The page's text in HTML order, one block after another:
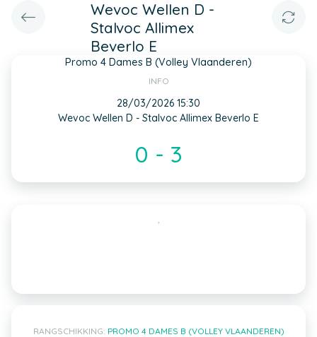
Wevoc Wellen D -
Stalvoc Allimex
Beverlo E
Promo 4 Dames B (Volley Vlaanderen)
INFO
28/03/2026 15:30
Wevoc Wellen D - Stalvoc Allimex Beverlo E
0 - 3
,
RANGSCHIKKING: PROMO 4 DAMES B (VOLLEY VLAANDEREN)